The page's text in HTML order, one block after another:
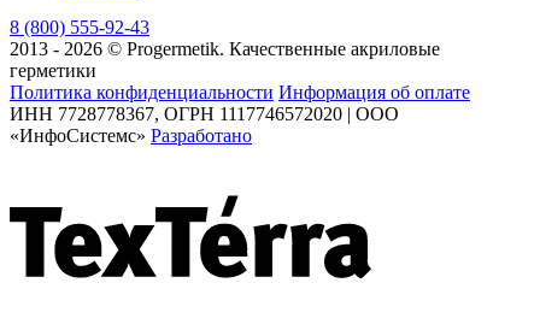
8 (800) 555-92-43
2013 - 2026 © Progermetik. Качественные акриловые
герметики
Политика конфиденциальности Информация об оплате
ИНН 7728778367, ОГРН 1117746572020 | ООО
«ИнфоСистемс» Разработано